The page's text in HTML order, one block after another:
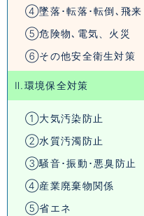
④墜落･転落･転倒､飛来
⑤危険物､電気、火災
⑥その他安全衛生対策
Ⅱ.環境保全対策
①大気汚染防止
②水質汚濁防止
③騒音･振動･悪臭防止
④産業廃棄物関係
⑤省エネ